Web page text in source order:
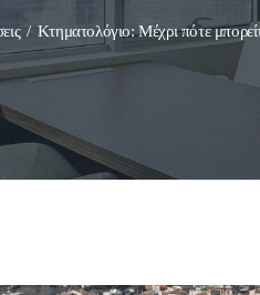
Κτηματολόγιο: Μέχρι πότε